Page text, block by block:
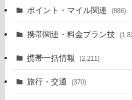
ポイント・マイル関連 (886)
携帯関連・料金プラン技
携帯一括情報 (2,211)
旅行・交通 (370)